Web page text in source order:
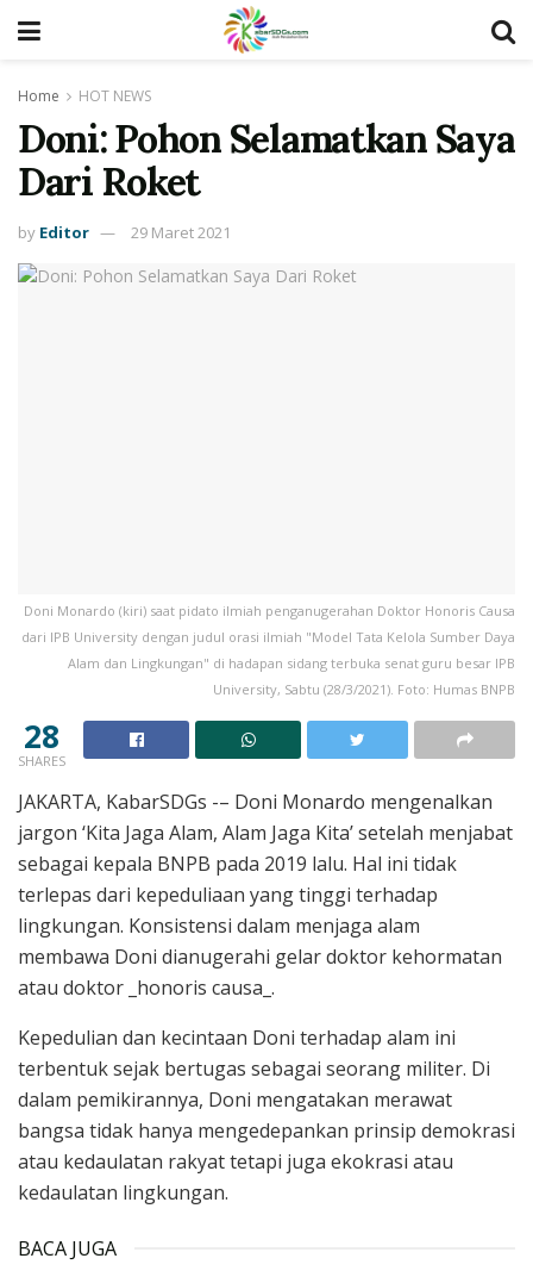
Home HOT NEWS
Doni: Pohon Selamatkan Saya
Dari Roket
by Editor 29 Maret 2021
Doni Monardo (kiri) saat pidato ilmiah penganugerahan Doktor Honoris Causa
dari IPB University dengan judul orasi ilmiah "Model Tata Kelola Sumber Daya
Alam dan Lingkungan" di hadapan sidang terbuka senat guru besar IPB
University, Sabtu (28/3/2021). Foto: Humas BNPB
28
SHARES
JAKARTA, KabarSDGs -– Doni Monardo mengenalkan
jargon ‘Kita Jaga Alam, Alam Jaga Kita’ setelah menjabat
sebagai kepala BNPB pada 2019 lalu. Hal ini tidak
terlepas dari kepeduliaan yang tinggi terhadap
lingkungan. Konsistensi dalam menjaga alam
membawa Doni dianugerahi gelar doktor kehormatan
atau doktor _honoris causa_.
Kepedulian dan kecintaan Doni terhadap alam ini
terbentuk sejak bertugas sebagai seorang militer. Di
dalam pemikirannya, Doni mengatakan merawat
bangsa tidak hanya mengedepankan prinsip demokrasi
atau kedaulatan rakyat tetapi juga ekokrasi atau
kedaulatan lingkungan.
BACA JUGA